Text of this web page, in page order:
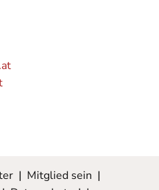
| Mitglied sein |